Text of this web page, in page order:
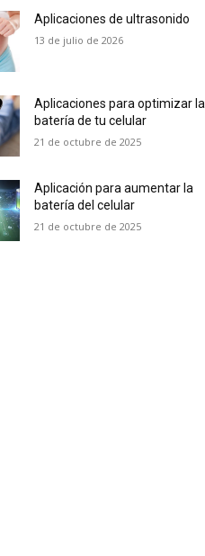
Aplicaciones de ultrasonido
13 de julio de 2026
Aplicaciones para optimizar la
batería de tu celular
21 de octubre de 2025
Aplicación para aumentar la
batería del celular
21 de octubre de 2025